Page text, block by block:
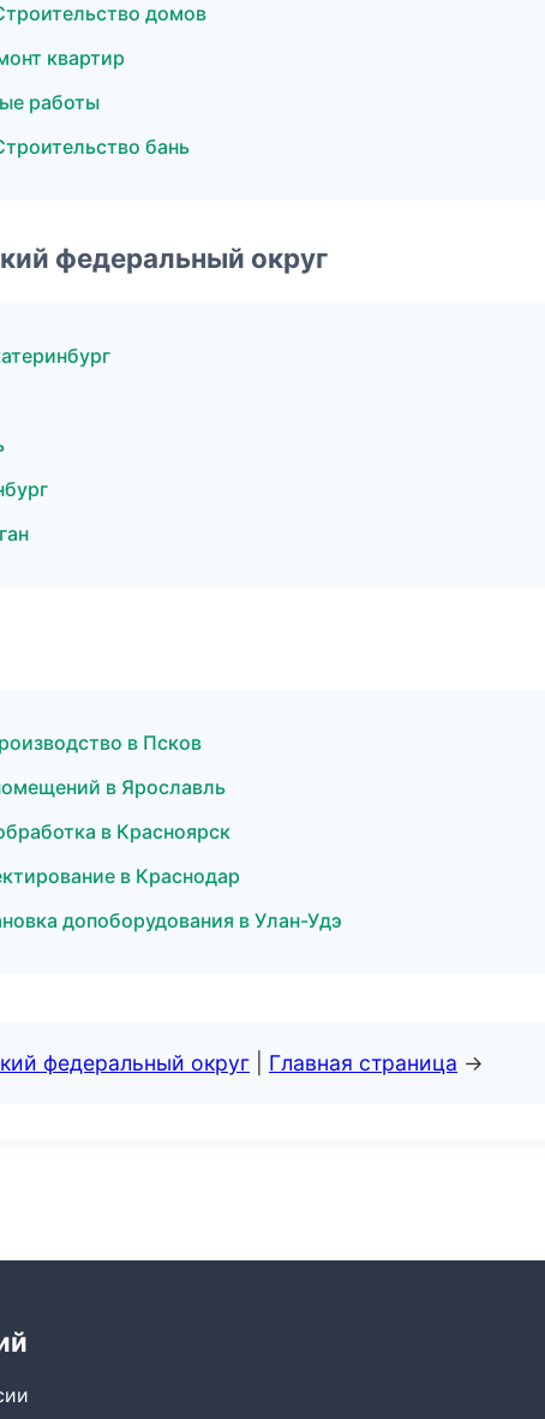
домов
квартир
работы
бань
федеральный округ
в Псков
в Ярославль
в Красноярск
в Краснодар
допоборудования в Улан-Удэ
федеральный округ Главная страница →